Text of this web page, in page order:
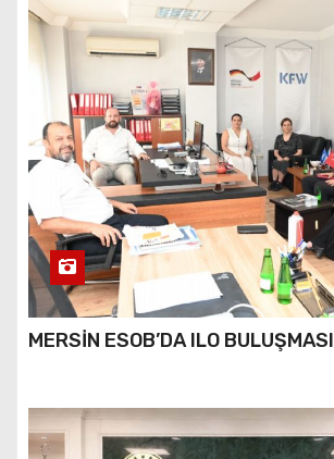
MERSİN ESOB’DA ILO BULUŞMASI